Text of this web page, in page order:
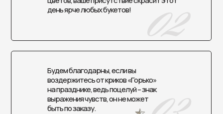
день ярче любых букетов!
Будем благодарны, если вы
воздержитесь от криков «Горько»
на празднике, ведь поцелуй – знак
выражения чувств, он не может
быть по заказу.